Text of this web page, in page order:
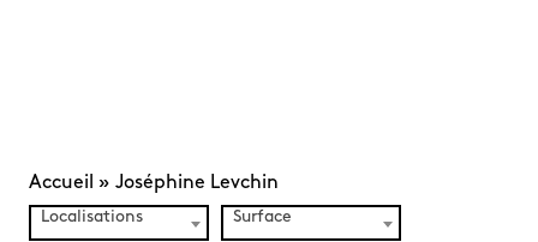
Accueil » Joséphine Levchin
Localisations Surface